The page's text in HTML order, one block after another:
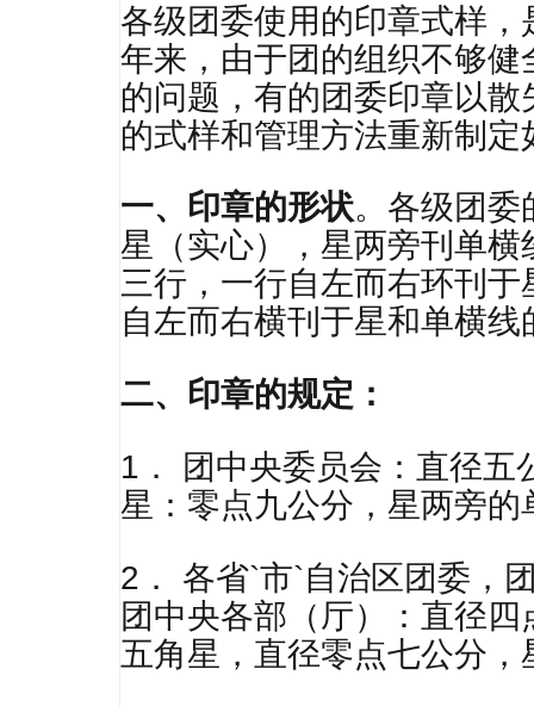
各级团委使用的印章式样
年来，由于团的组织不够
的问题，有的团委印章以
的式样和管理方法重新制定
一、印章的形状。各级团委
星（实心），星两旁刊单
三行，一行自左而右环刊
自左而右横刊于星和单横线
二、印章的规定：
1． 团中央委员会：直径五
星：零点九公分，星两旁
2． 各省`市`自治区团委，
团中央各部（厅）：直径
五角星，直径零点七公分